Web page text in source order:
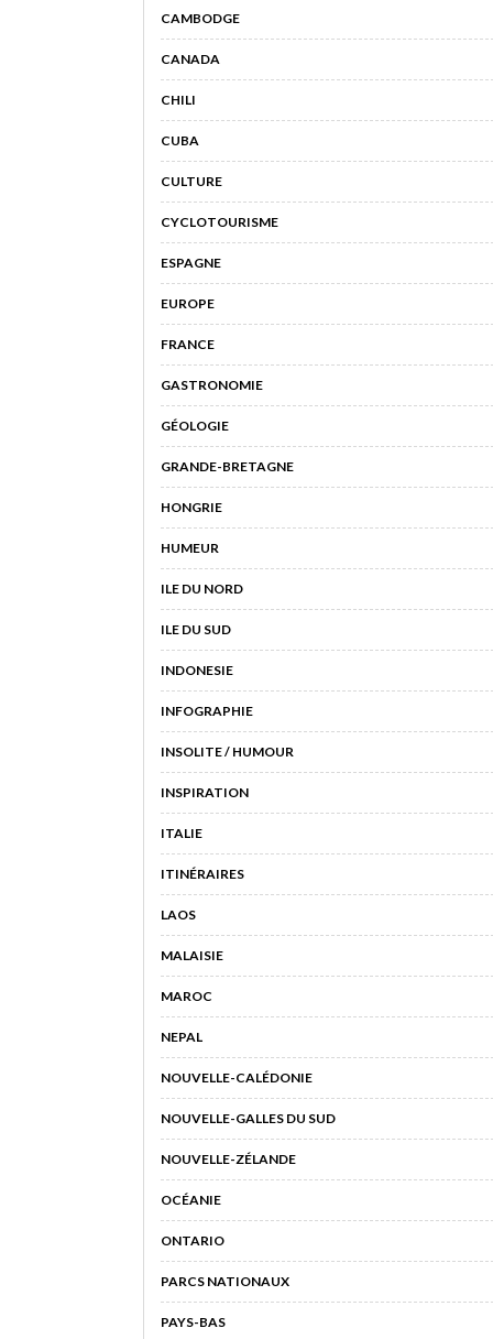
CAMBODGE
CANADA
CHILI
CUBA
CULTURE
CYCLOTOURISME
ESPAGNE
EUROPE
FRANCE
GASTRONOMIE
GÉOLOGIE
GRANDE-BRETAGNE
HONGRIE
HUMEUR
ILE DU NORD
ILE DU SUD
INDONESIE
INFOGRAPHIE
INSOLITE / HUMOUR
INSPIRATION
ITALIE
ITINÉRAIRES
LAOS
MALAISIE
MAROC
NEPAL
NOUVELLE-CALÉDONIE
NOUVELLE-GALLES DU SUD
NOUVELLE-ZÉLANDE
OCÉANIE
ONTARIO
PARCS NATIONAUX
PAYS-BAS